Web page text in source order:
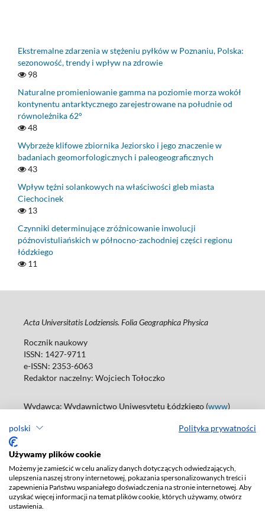
polski Polityka prywatności
Używamy plików cookie
Możemy je zamieścić w celu analizy danych dotyczących odwiedzających,
ulepszenia naszej strony internetowej, pokazania spersonalizowanych treści i
zapewnienia Państwu wspaniałego doświadczenia na stronie internetowej. Aby
uzyskać więcej informacji na temat plików cookie, których używamy, otwórz
ustawienia.
Ekstremalne zdarzenia w stężeniu pyłków w Poznaniu, Polska:
sezonowość, trendy i wpływ na zdrowie
98
Naturalne promieniowanie gamma na poziomie morza wokół
kontynentu antarktycznego zarejestrowane na południe od
równoleżnika 62°
48
Wybrzeże klifowe zbiornika Jeziorsko i jego znaczenie w
badaniach geomorfologicznych i paleogeograficznych
43
Wpływ tężni solankowych na właściwości gleb miasta
Ciechocinek
13
Czynniki determinujące zróżnicowanie inwolucji
późnovistuliańskich w północno-zachodniej części regionu
łódzkiego
11
Acta Universitatis Lodziensis. Folia Geographica Physica
Rocznik naukowy
ISSN: 1427-9711
e-ISSN: 2353-6063
Redaktor naczelny: Wojciech Tołoczko
Wydawca: Wydawnictwo Uniwesytetu Łódzkiego (www)
Tel.: 42 235 01 65, fax: 42 66 55 86
Deklaracja dostępności